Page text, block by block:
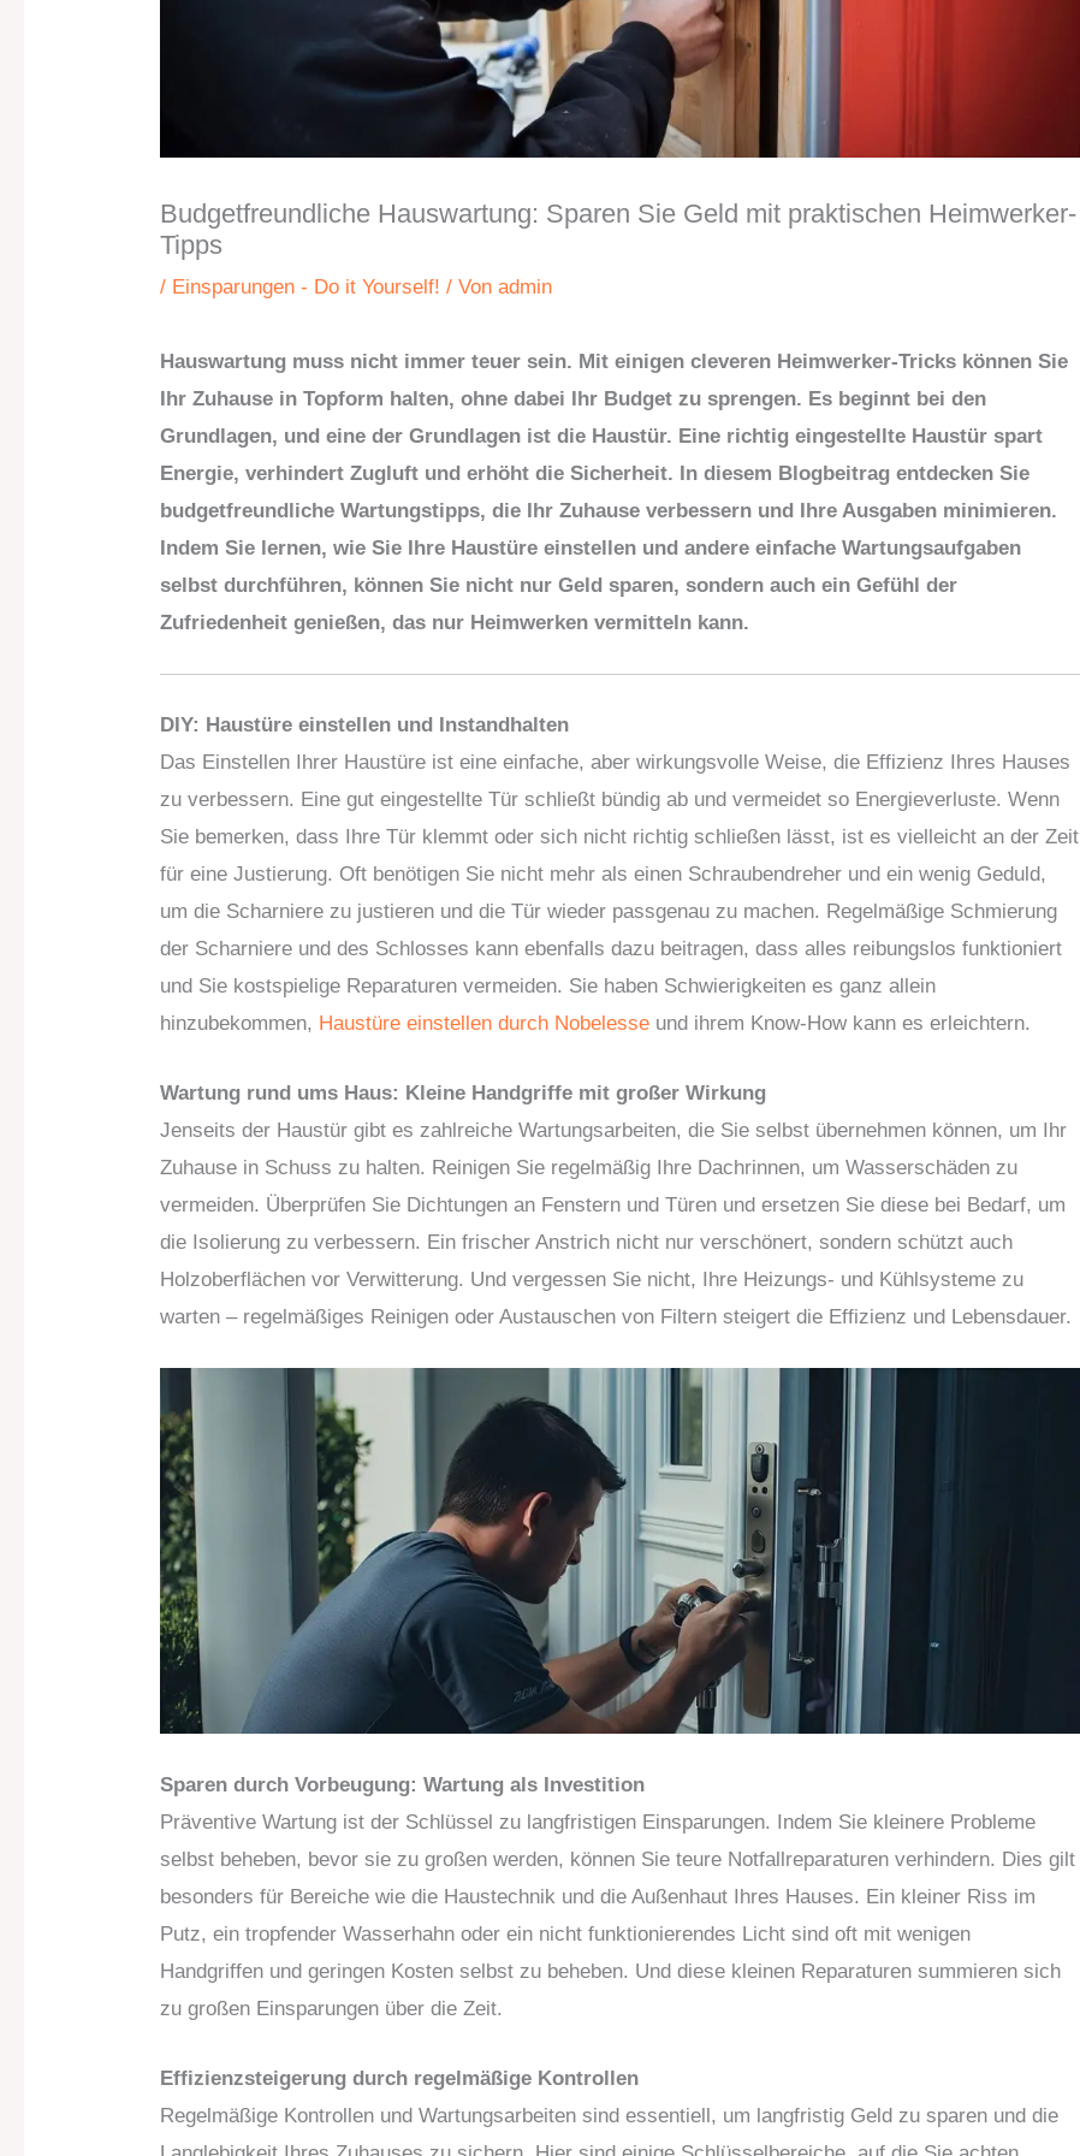
Budgetfreundliche Hauswartung: Sparen Sie Geld mit praktischen Heimwerker-
Tipps
/ Einsparungen - Do it Yourself! / Vonadmin
Hauswartung muss nicht immer teuer sein. Mit einigen cleveren Heimwerker-Tricks können Sie
Ihr Zuhause in Topform halten, ohne dabei Ihr Budget zu sprengen. Es beginnt bei den
Grundlagen, und eine der Grundlagen ist die Haustür. Eine richtig eingestellte Haustür spart
Energie, verhindert Zugluft und erhöht die Sicherheit. In diesem Blogbeitrag entdecken Sie
budgetfreundliche Wartungstipps, die Ihr Zuhause verbessern und Ihre Ausgaben minimieren.
Indem Sie lernen, wie Sie Ihre Haustüre einstellen und andere einfache Wartungsaufgaben
selbst durchführen, können Sie nicht nur Geld sparen, sondern auch ein Gefühl der
Zufriedenheit genießen, das nur Heimwerken vermitteln kann.
DIY: Haustüre einstellen und Instandhalten
Das Einstellen Ihrer Haustüre ist eine einfache, aber wirkungsvolle Weise, die Effizienz Ihres Hauses
zu verbessern. Eine gut eingestellte Tür schließt bündig ab und vermeidet so Energieverluste. Wenn
Sie bemerken, dass Ihre Tür klemmt oder sich nicht richtig schließen lässt, ist es vielleicht an der Zeit
für eine Justierung. Oft benötigen Sie nicht mehr als einen Schraubendreher und ein wenig Geduld,
um die Scharniere zu justieren und die Tür wieder passgenau zu machen. Regelmäßige Schmierung
der Scharniere und des Schlosses kann ebenfalls dazu beitragen, dass alles reibungslos funktioniert
und Sie kostspielige Reparaturen vermeiden. Sie haben Schwierigkeiten es ganz allein
hinzubekommen, Haustüre einstellen durch Nobelesse und ihrem Know-How kann es erleichtern.
Wartung rund ums Haus: Kleine Handgriffe mit großer Wirkung
Jenseits der Haustür gibt es zahlreiche Wartungsarbeiten, die Sie selbst übernehmen können, um Ihr
Zuhause in Schuss zu halten. Reinigen Sie regelmäßig Ihre Dachrinnen, um Wasserschäden zu
vermeiden. Überprüfen Sie Dichtungen an Fenstern und Türen und ersetzen Sie diese bei Bedarf, um
die Isolierung zu verbessern. Ein frischer Anstrich nicht nur verschönert, sondern schützt auch
Holzoberflächen vor Verwitterung. Und vergessen Sie nicht, Ihre Heizungs- und Kühlsysteme zu
warten – regelmäßiges Reinigen oder Austauschen von Filtern steigert die Effizienz und Lebensdauer.
Sparen durch Vorbeugung: Wartung als Investition
Präventive Wartung ist der Schlüssel zu langfristigen Einsparungen. Indem Sie kleinere Probleme
selbst beheben, bevor sie zu großen werden, können Sie teure Notfallreparaturen verhindern. Dies gilt
besonders für Bereiche wie die Haustechnik und die Außenhaut Ihres Hauses. Ein kleiner Riss im
Putz, ein tropfender Wasserhahn oder ein nicht funktionierendes Licht sind oft mit wenigen
Handgriffen und geringen Kosten selbst zu beheben. Und diese kleinen Reparaturen summieren sich
zu großen Einsparungen über die Zeit.
Effizienzsteigerung durch regelmäßige Kontrollen
Regelmäßige Kontrollen und Wartungsarbeiten sind essentiell, um langfristig Geld zu sparen und die